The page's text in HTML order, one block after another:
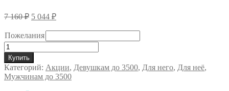
7 160₽ Первоначальная
составляла
7
160 ₽.
5 044 ₽Текущая
5
044 ₽.
Пожелания
Количество
товара
Сет
№5.495
Купить
Категорий: Акции, Девушкам до 3500, Для него, Для неё,
Мужчинам до 3500